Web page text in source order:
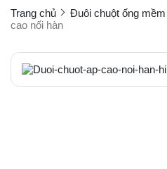
Trang chủ Đuôi chuột ống
cao nối hàn